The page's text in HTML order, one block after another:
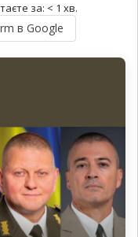
за: < 1 хв.
в Google